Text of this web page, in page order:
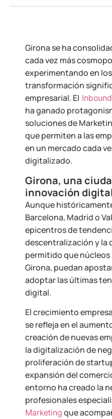
Girona se ha
cada vez más
experimentando en
transformación
empresarial. El
ha ganado
soluciones de
que permiten a las
en un mercado cada
digitalizado.
Girona, una
innovación digital
Aunque
Barcelona, Madrid o
epicentros de
descentralización y la
permitido que
Girona, puedan
adoptar las últimas
digital.
El crecimiento
se refleja en el
creación de nuevas
la digitalización de
proliferación de
expansión del
entorno ha creado la
profesionales
Marketing que